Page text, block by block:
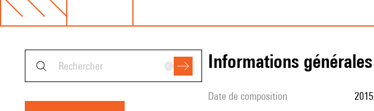
informations générales
date de composition 2015